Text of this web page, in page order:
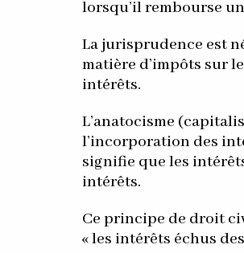
lorsqu’il rembourse
La jurisprudence est
matière d’impôts sur
intérêts.
L’anatocisme
l’incorporation des
signifie que les
intérêts.
Ce principe de droit
« les intérêts échus